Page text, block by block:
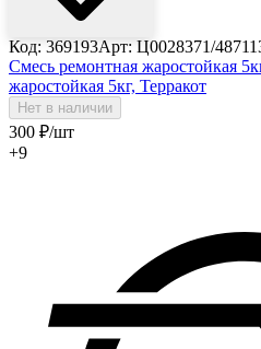
Код: 369193Арт: Ц0028371/
Смесь ремонтная жаростойкая
жаростойкая 5кг, Терракот
Нет в наличии
300 ₽/шт
+9